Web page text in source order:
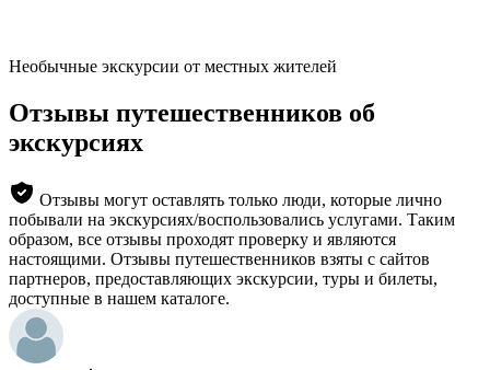
Необычные экскурсии от местных жителей
Отзывы путешественников об
экскурсиях
Отзывы могут оставлять только люди, которые лично
побывали на экскурсиях/воспользовались услугами. Таким
образом, все отзывы проходят проверку и являются
настоящими. Отзывы путешественников взяты с сайтов
партнеров, предоставляющих экскурсии, туры и билеты,
доступные в нашем каталоге.